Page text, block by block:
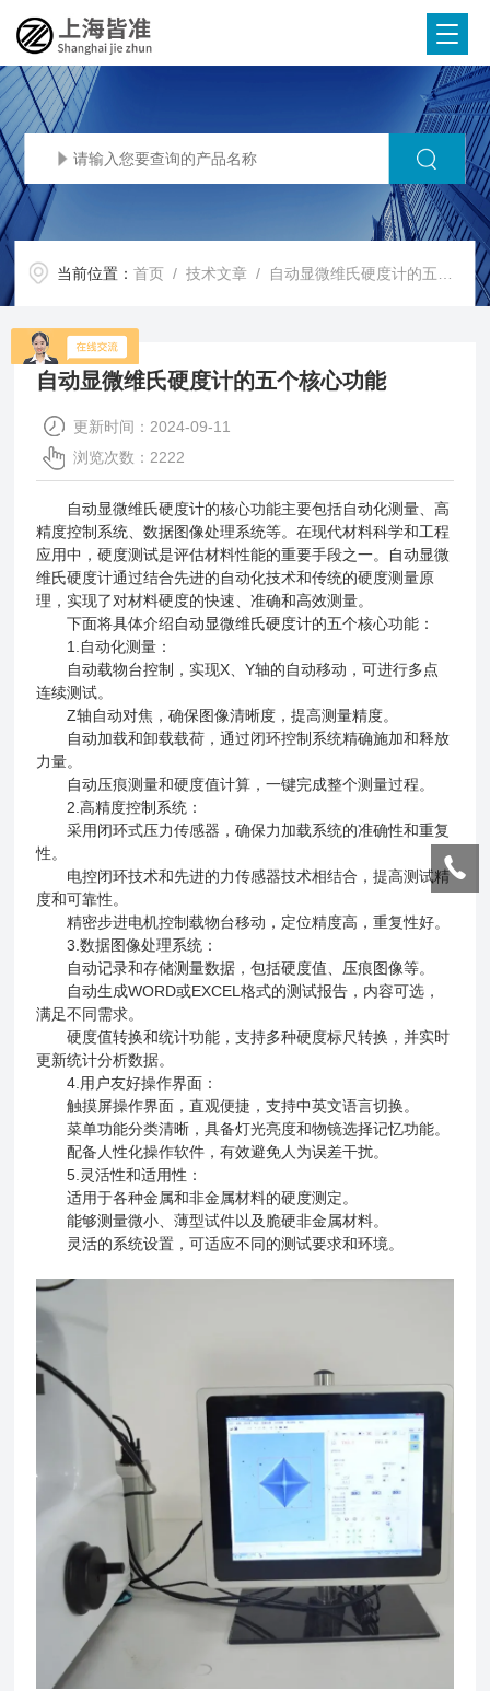
当前位置：首页 /技术文章 / 自动显微维氏硬度计的五个核心功能
自动显微维氏硬度计的五个核心功能
更新时间：2024-09-11
浏览次数：2222
自动显微维氏硬度计的核心功能主要包括自动化测量、高
精度控制系统、数据图像处理系统等。在现代材料科学和工程
应用中，硬度测试是评估材料性能的重要手段之一。自动显微
维氏硬度计通过结合先进的自动化技术和传统的硬度测量原
理，实现了对材料硬度的快速、准确和高效测量。
下面将具体介绍自动显微维氏硬度计的五个核心功能：
1.自动化测量：
自动载物台控制，实现X、Y轴的自动移动，可进行多点
连续测试。
Z轴自动对焦，确保图像清晰度，提高测量精度。
自动加载和卸载载荷，通过闭环控制系统精确施加和释放
力量。
自动压痕测量和硬度值计算，一键完成整个测量过程。
2.高精度控制系统：
采用闭环式压力传感器，确保力加载系统的准确性和重复
性。
电控闭环技术和先进的力传感器技术相结合，提高测试精
度和可靠性。
精密步进电机控制载物台移动，定位精度高，重复性好。
3.数据图像处理系统：
自动记录和存储测量数据，包括硬度值、压痕图像等。
自动生成WORD或EXCEL格式的测试报告，内容可选，
满足不同需求。
硬度值转换和统计功能，支持多种硬度标尺转换，并实时
更新统计分析数据。
4.用户友好操作界面：
触摸屏操作界面，直观便捷，支持中英文语言切换。
菜单功能分类清晰，具备灯光亮度和物镜选择记忆功能。
配备人性化操作软件，有效避免人为误差干扰。
5.灵活性和适用性：
适用于各种金属和非金属材料的硬度测定。
能够测量微小、薄型试件以及脆硬非金属材料。
灵活的系统设置，可适应不同的测试要求和环境。